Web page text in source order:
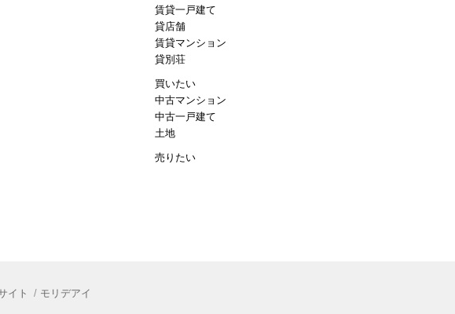
賃貸一戸建て
貸店舗
賃貸マンション
貸別荘
買いたい
中古マンション
中古一戸建て
土地
売りたい
イト モリデアイ